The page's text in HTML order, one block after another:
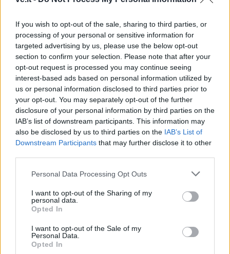
If you wish to opt-out of the sale, sharing to third parties, or
processing of your personal or sensitive information for
targeted advertising by us, please use the below opt-out
section to confirm your selection. Please note that after your
opt-out request is processed you may continue seeing
interest-based ads based on personal information utilized by
us or personal information disclosed to third parties prior to
your opt-out. You may separately opt-out of the further
disclosure of your personal information by third parties on the
IAB’s list of downstream participants. This information may
also be disclosed by us to third parties on the IAB’s List of
Downstream Participants that may further disclose it to other
Personal Data Processing Opt Outs
I want to opt-out of the Sharing of my
personal data.
Opted In
I want to opt-out of the Sale of my
Personal Data.
Opted In
TAIP PAT SKAITYKITE
kabamuoju tiltu per upę -
jį remontuos
protrūkių – specialistų
žodis: kodėl jie smurtą
paverčia reginiu?